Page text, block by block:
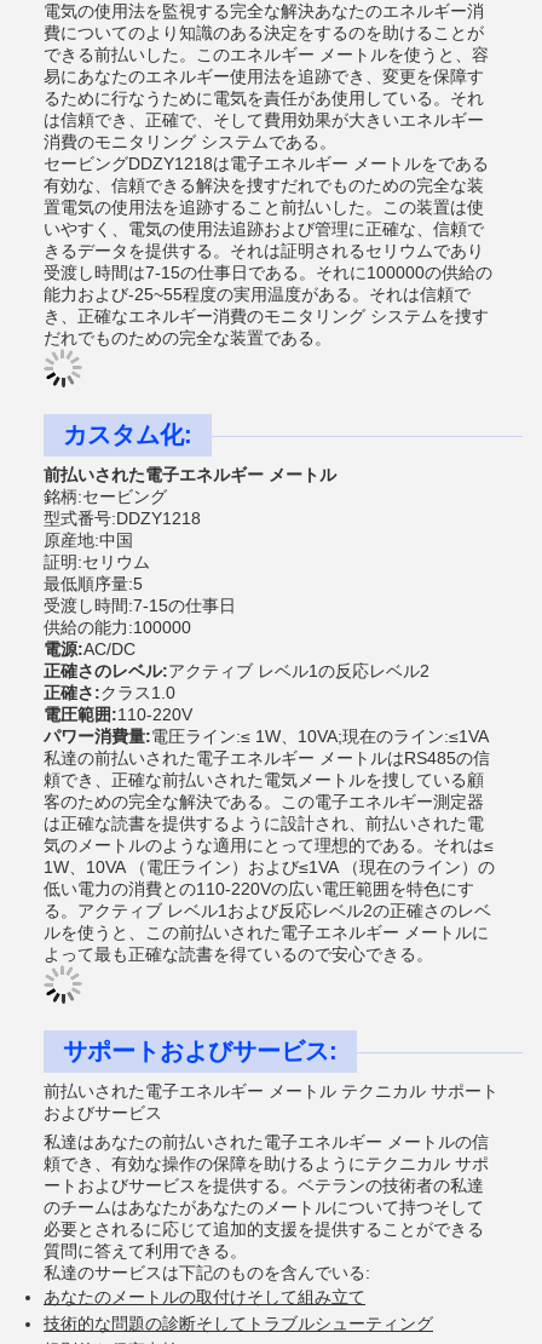
電気の使用法を監視する完全な解決あなたのエネルギー消
費についてのより知識のある決定をするのを助けることが
できる前払いした。このエネルギー メートルを使うと、容
易にあなたのエネルギー使用法を追跡でき、変更を保障す
るために行なうために電気を責任があ使用している。それ
は信頼でき、正確で、そして費用効果が大きいエネルギー
消費のモニタリング システムである。
セービングDDZY1218は電子エネルギー メートルをである
有効な、信頼できる解決を捜すだれでものための完全な装
置電気の使用法を追跡すること前払いした。この装置は使
いやすく、電気の使用法追跡および管理に正確な、信頼で
きるデータを提供する。それは証明されるセリウムであり
受渡し時間は7-15の仕事日である。それに100000の供給の
能力および-25~55程度の実用温度がある。それは信頼で
き、正確なエネルギー消費のモニタリング システムを捜す
だれでものための完全な装置である。
カスタム化:
前払いされた電子エネルギー メートル
銘柄:セービング
型式番号:DDZY1218
原産地:中国
証明:セリウム
最低順序量:5
受渡し時間:7-15の仕事日
供給の能力:100000
電源:AC/DC
正確さのレベル:アクティブ レベル1の反応レベル2
正確さ:クラス1.0
電圧範囲:110-220V
パワー消費量:電圧ライン:≤ 1W、10VA;現在のライン:≤1VA
私達の前払いされた電子エネルギー メートルはRS485の信
頼でき、正確な前払いされた電気メートルを捜している顧
客のための完全な解決である。この電子エネルギー測定器
は正確な読書を提供するように設計され、前払いされた電
気のメートルのような適用にとって理想的である。それは≤
1W、10VA （電圧ライン）および≤1VA （現在のライン）の
低い電力の消費との110-220Vの広い電圧範囲を特色にす
る。アクティブ レベル1および反応レベル2の正確さのレベ
ルを使うと、この前払いされた電子エネルギー メートルに
よって最も正確な読書を得ているので安心できる。
サポートおよびサービス:
前払いされた電子エネルギー メートル テクニカル サポート
およびサービス
私達はあなたの前払いされた電子エネルギー メートルの信
頼でき、有効な操作の保障を助けるようにテクニカル サポ
ートおよびサービスを提供する。ベテランの技術者の私達
のチームはあなたがあなたのメートルについて持つそして
必要とされるに応じて追加的支援を提供することができる
質問に答えて利用できる。
私達のサービスは下記のものを含んでいる:
あなたのメートルの取付けそして組み立て
技術的な問題の診断そしてトラブルシューティング